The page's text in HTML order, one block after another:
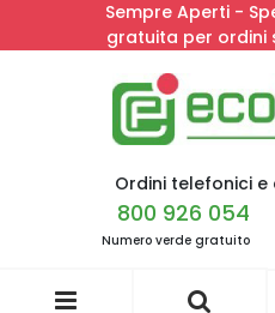
Sempre Aperti -
gratuita per ordini
Ordini telefonici
800 926 054
Numero verde gratuito